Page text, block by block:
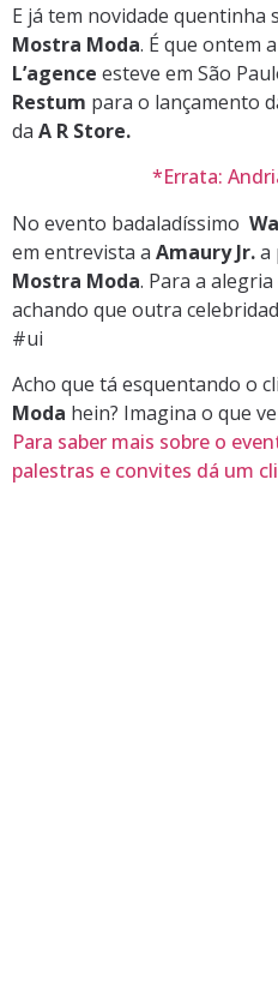
E já tem novidade quentinha
Mostra Moda. É que ontem a
L’agence esteve em São
Restum para o lançamento
da A R Store.
*Errata:
No evento badaladíssimo
em entrevista a Amaury Jr.a
Mostra Moda. Para a
achando que outra
#ui
Acho que tá esquentando o
Moda hein? Imagina o que
Para saber mais sobre o
palestras e convites dá um